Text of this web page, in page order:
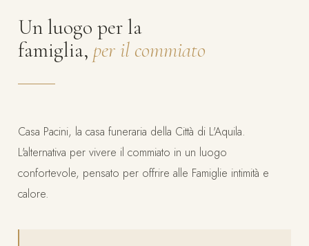
Un luogo per la
famiglia, per il commiato
Casa Pacini, la casa funeraria della Città di L'Aquila.
L'alternativa per vivere il commiato in un luogo
confortevole, pensato per offrire alle Famiglie intimità e
calore.